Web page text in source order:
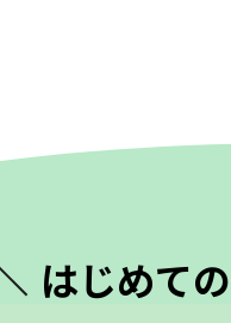
はじめての